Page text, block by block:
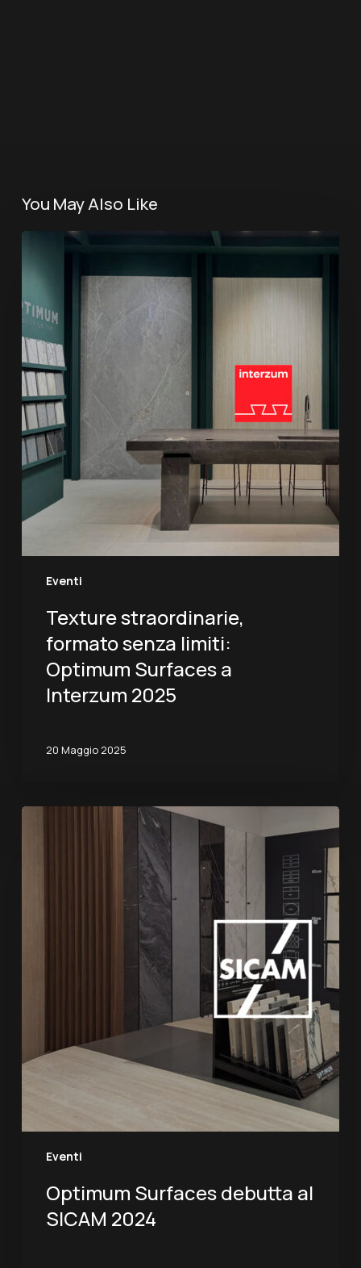
You May Also Like
Eventi
limiti:
Optimum
Surfaces
a
Interzum
2025
Texture straordinarie,
formato senza limiti:
Optimum Surfaces a
Interzum 2025
20 Maggio 2025
Eventi
Optimum Surfaces debutta al
SICAM 2024